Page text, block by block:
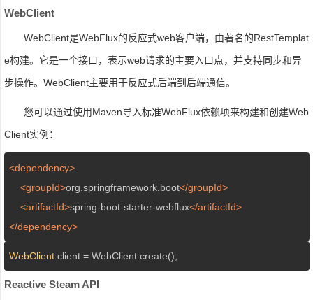
WebClient
WebClient是WebFlux的反应式web客户端，由著名的RestTemplat
e构建。它是一个接口，表示web请求的主要入口点，并支持同步和异
步操作。WebClient主要用于反应式后端到后端通信。
您可以通过使用Maven导入标准WebFlux依赖项来构建和创建Web
Client实例：
<dependency>
<groupId>org.springframework.boot</groupId>
<artifactId>spring-boot-starter-webflux</artifactId>
</dependency>
WebClient client = WebClient.create();
Reactive Steam API